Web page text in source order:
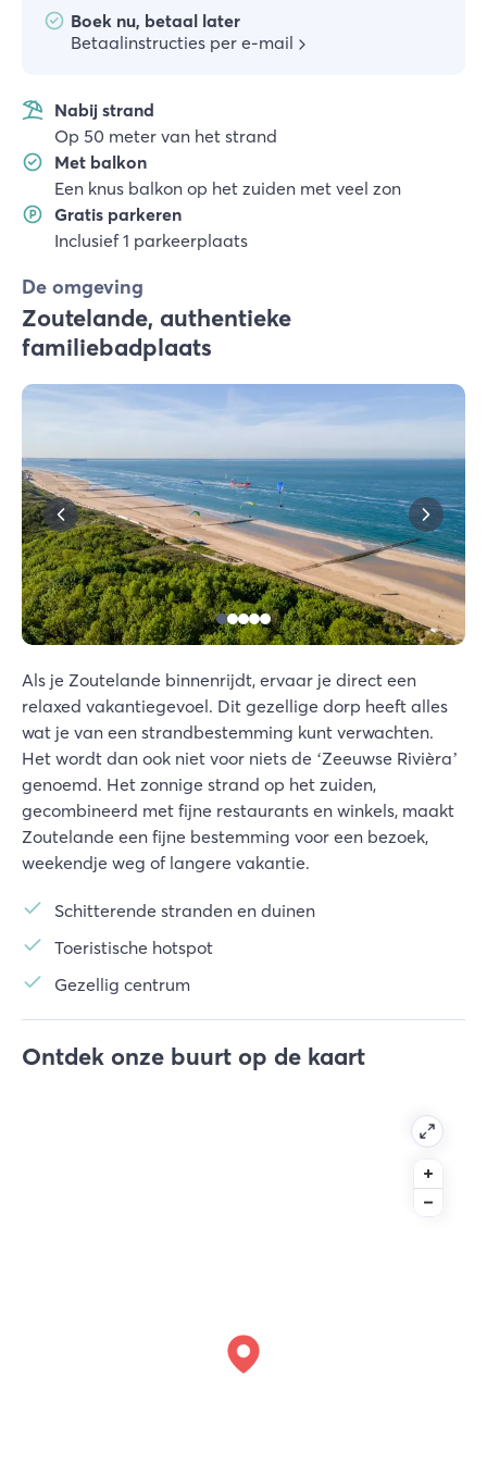
Boek nu, betaal later
Betaalinstructies per e-mail
Nabij strand
Op 50 meter van het strand
Met balkon
Een knus balkon op het zuiden met veel zon
Gratis parkeren
Inclusief 1 parkeerplaats
De omgeving
Zoutelande, authentieke
familiebadplaats
Als je Zoutelande binnenrijdt, ervaar je direct een
relaxed vakantiegevoel. Dit gezellige dorp heeft alles
wat je van een strandbestemming kunt verwachten.
Het wordt dan ook niet voor niets de ‘Zeeuwse Rivièra’
genoemd. Het zonnige strand op het zuiden,
gecombineerd met fijne restaurants en winkels, maakt
Zoutelande een fijne bestemming voor een bezoek,
weekendje weg of langere vakantie.
Schitterende stranden en duinen
Toeristische hotspot
Gezellig centrum
Ontdek onze buurt op de kaart